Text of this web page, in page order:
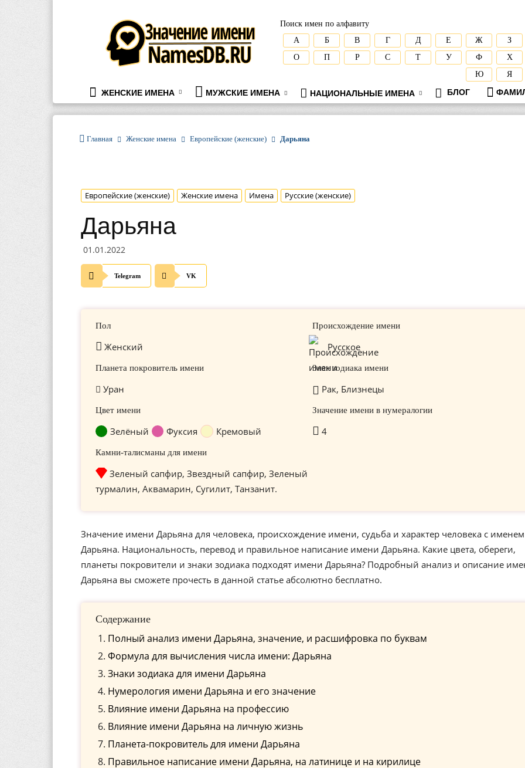
namesdb.ru
Поиск имен по алфавиту
А
Б В Г Д Е Ж
З
О
П Р С Т У Ф
Х
Ю
Я
ЖЕНСКИЕ ИМЕНА МУЖСКИЕ ИМЕНА НАЦИОНАЛЬНЫЕ ИМЕНА БЛОГ
Главная Женские имена Европейские (женские) Дарьяна
Европейские (женские) Женские имена Имена Русские (женские)
Дарьяна
01.01.2022
Telegram VK
Пол
Женский
Происхождение имени
Русское
Планета покровитель имени
Уран
Знак зодиака имени
Рак, Близнецы
Цвет имени
Зелёный Фуксия Кремовый
Значение имени в нумералогии
4
Камни-талисманы для имени
Зеленый сапфир, Звездный сапфир, Зеленый
турмалин, Аквамарин, Сугилит, Танзанит.
Значение имени Дарьяна для человека, происхождение имени, судьба и характер человека с именем
Дарьяна. Национальность, перевод и правильное написание имени Дарьяна. Какие цвета, обереги,
планеты покровители и знаки зодиака подходят имени Дарьяна? Подробный анализ и описание
Дарьяна вы сможете прочесть в данной статье абсолютно бесплатно.
Содержание
Полный анализ имени Дарьяна, значение, и расшифровка по буквам
Формула для вычисления числа имени: Дарьяна
Знаки зодиака для имени Дарьяна
Нумерология имени Дарьяна и его значение
Влияние имени Дарьяна на профессию
Влияние имени Дарьяна на личную жизнь
Планета-покровитель для имени Дарьяна
Правильное написание имени Дарьяна, на латинице и на кирилице